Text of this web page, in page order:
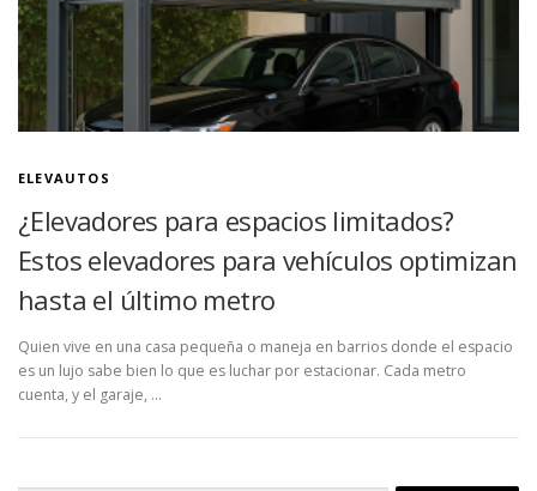
ELEVAUTOS
¿Elevadores para espacios limitados?
Estos elevadores para vehículos optimizan
hasta el último metro
Quien vive en una casa pequeña o maneja en barrios donde el espacio
es un lujo sabe bien lo que es luchar por estacionar. Cada metro
cuenta, y el garaje, …